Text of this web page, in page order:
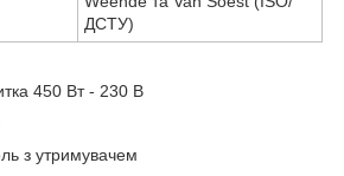
450 Вт - 230 В
з утримувачем
ДСТУ)